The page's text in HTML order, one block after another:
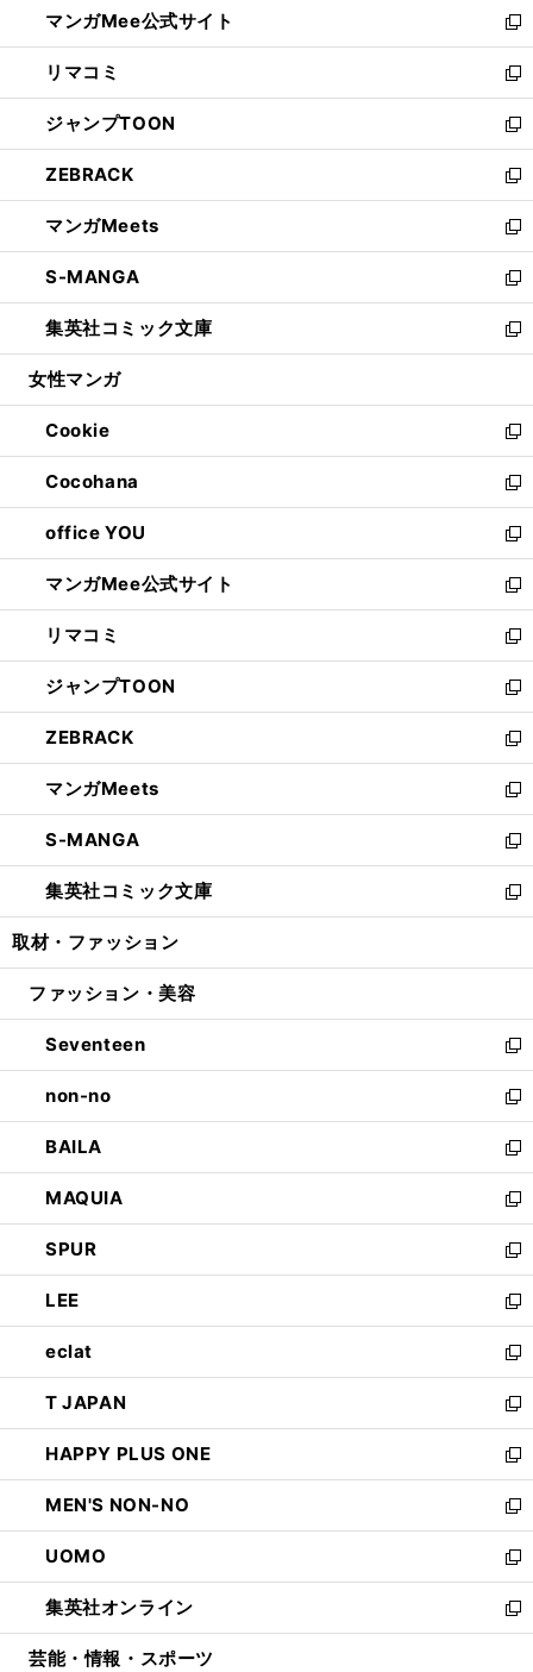
く
ド
ウ
で
開
く
ィ
ン
ド
ウ
で
開
く
い
ウ
ィ
ン
ド
ウ
で
開
く
マンガMee公式サイト
新
し
い
ウ
ィ
ン
ド
ウ
で
開
く
リマコミ
新
し
い
ウ
ィ
ン
ド
ウ
で
開
く
ジャンプTOON
新
し
い
ウ
ィ
ン
ド
ウ
で
開
ZEBRACK
新
し
い
ウ
ィ
ン
ド
ウ
開
く
マンガMeets
新
し
い
ウ
ィ
ン
ウ
で
開
く
S-MANGA
新
し
い
ウ
ン
ド
ウ
で
開
く
集英社コミック文庫
新
し
ウ
ィ
ン
ド
ウ
で
開
く
女性マンガ
Cookie
新
し
い
ウ
ィ
ン
ド
ウ
で
開
く
Cocohana
新
し
い
ウ
ィ
ン
ド
ウ
で
開
く
office YOU
新
し
い
ウ
ィ
ン
ド
ウ
で
開
く
マンガMee公式サイト
新
し
い
ウ
ィ
ン
ド
ウ
で
開
く
リマコミ
新
し
い
ウ
ィ
ン
ド
ウ
で
開
く
ジャンプTOON
新
し
い
ウ
ィ
ン
ド
ウ
で
開
ZEBRACK
新
し
い
ウ
ィ
ン
ド
ウ
開
マンガMeets
新
し
い
ウ
ィ
ン
ウ
開
く
S-MANGA
新
し
い
ウ
ン
ウ
で
開
く
集英社コミック文庫
新
し
ウ
ン
ド
ウ
で
開
く
取材・ファッション
ファッション・美容
Seventeen
新
し
い
ウ
ィ
ン
ド
ウ
で
開
く
non-no
新
し
い
ウ
ィ
ン
ド
ウ
で
開
く
BAILA
新
し
い
ウ
ィ
ン
ド
ウ
で
開
く
MAQUIA
新
し
い
ウ
ィ
ン
ド
ウ
で
開
く
SPUR
新
し
い
ウ
ィ
ン
ド
ウ
で
開
く
LEE
新
し
い
ウ
ィ
ン
ド
ウ
で
開
く
eclat
新
し
い
ウ
ィ
ン
ド
ウ
で
開
く
T JAPAN
新
し
い
ウ
ィ
ン
ド
ウ
で
開
HAPPY PLUS ONE
新
し
い
ウ
ィ
ン
ド
ウ
MEN'S NON-NO
新
し
い
ウ
ィ
ン
UOMO
新
し
い
ウ
集英社オンライン
新
し
芸能・情報・スポーツ